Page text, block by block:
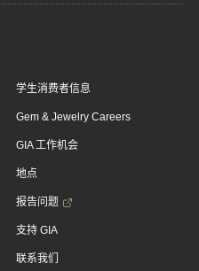
学生消费者信息
Gem & Jewelry Careers
GIA 工作机会
地点
报告问题
支持 GIA
联系我们